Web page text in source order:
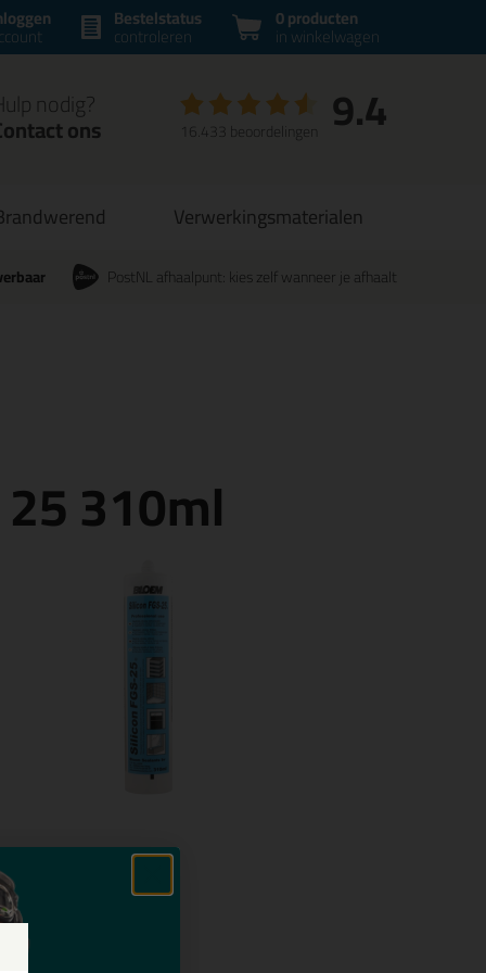
0 producten
in winkelwagen
Bestelstatus
controleren
nodig?
ons 9.4
16.433 beoordelingen
Verwerkingsmaterialen
PostNL afhaalpunt: kies zelf wanneer je afhaalt
310ml